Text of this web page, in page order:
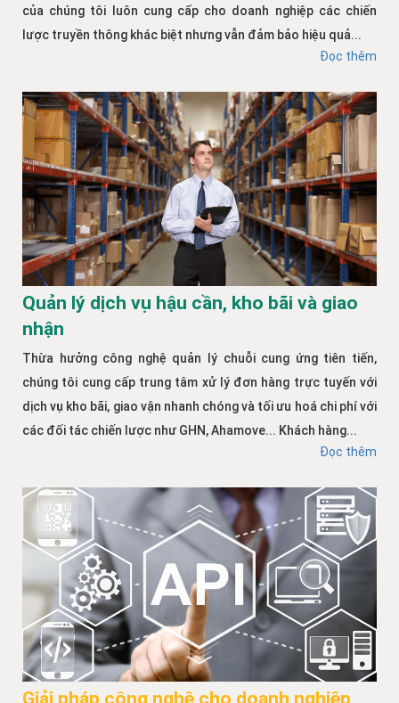
của chúng tôi luôn cung cấp cho doanh nghiệp các chiến
lược truyền thông khác biệt nhưng vẫn đảm bảo hiệu quả...
Đọc thêm
Quản lý dịch vụ hậu cần, kho bãi và giao
nhận
Thừa hưởng công nghệ quản lý chuỗi cung ứng tiên tiến,
chúng tôi cung cấp trung tâm xử lý đơn hàng trực tuyến với
dịch vụ kho bãi, giao vận nhanh chóng và tối ưu hoá chi phí với
các đối tác chiến lược như GHN, Ahamove... Khách hàng...
Đọc thêm
Giải pháp công nghệ cho doanh nghiệp